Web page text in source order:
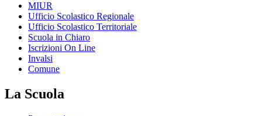
MIUR
Ufficio Scolastico Regionale
Ufficio Scolastico Territoriale
Scuola in Chiaro
Iscrizioni On Line
Invalsi
Comune
La Scuola